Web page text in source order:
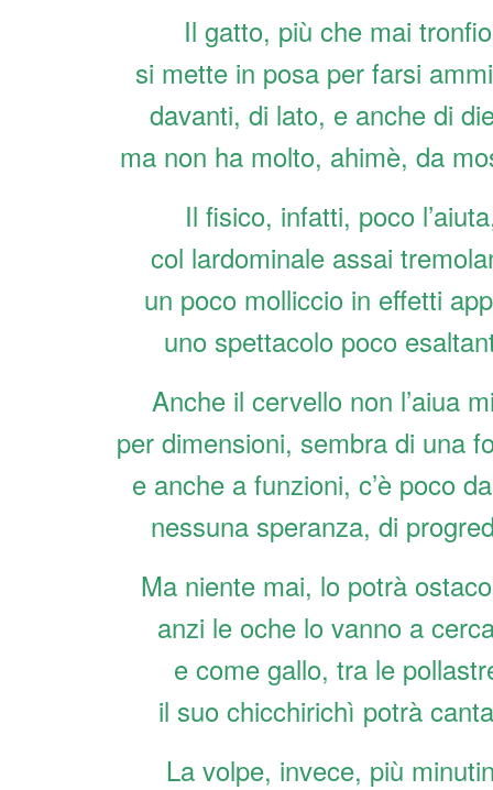
Il gatto, più che mai
si mette in posa per farsi
davanti, di lato, e anche di
ma non ha molto, ahimè, da
Il fisico, infatti, poco
col lardominale assai
un poco molliccio in effetti
uno spettacolo poco
Anche il cervello non l’aiua
per dimensioni, sembra di una
e anche a funzioni, c’è poco
nessuna speranza, di
Ma niente mai, lo potrà
anzi le oche lo vanno a
e come gallo, tra le
il suo chicchirichì potrà
La volpe, invece, più